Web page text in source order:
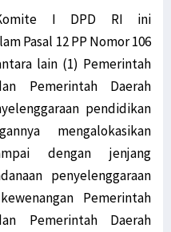
I DPD RI ini
Pasal 12 PP Nomor 106
lain (1) Pemerintah
Pemerintah Daerah
pendidikan
mengalokasikan
dengan jenjang
penyelenggaraan
Pemerintah
Pemerintah Daerah